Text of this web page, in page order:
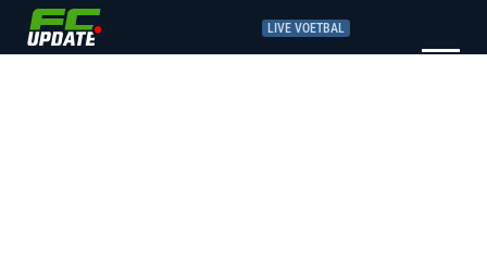
LIVE VOETBAL